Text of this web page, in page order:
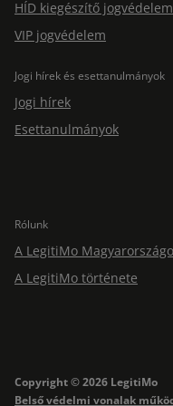
HÍD kiegészítő jogvédelem
VIP jogvédelem
Jogi hírek és esettanulmányok
Jogi hírek
Esettanulmányok
Rólunk
A LegitiMo
A LegitiMo története
Copyright © 2026 LegitiMo
Belső védelmi vonalak